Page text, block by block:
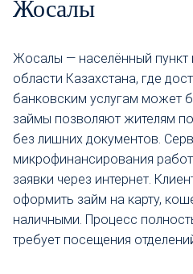
Жосалы
Жосалы — населённый пункт
области Казахстана, где
банковским услугам может
займы позволяют жителям
без лишних документов.
микрофинансирования
заявки через интернет.
оформить займ на карту,
наличными. Процесс
требует посещения